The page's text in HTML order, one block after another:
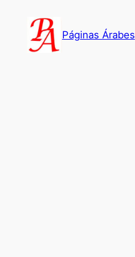
contenido
Páginas Árabes